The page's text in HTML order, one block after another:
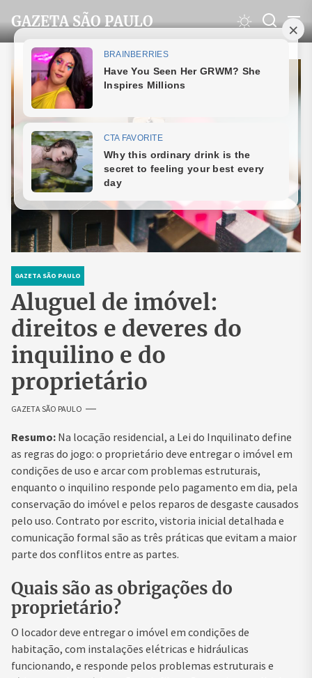
to
the
content
GAZETA SÃO PAULO
GAZETA SÃO PAULO
Aluguel de imóvel:
direitos e deveres do
inquilino e do
proprietário
GAZETA SÃO PAULO
Resumo: Na locação residencial, a Lei do Inquilinato define
as regras do jogo: o proprietário deve entregar o imóvel em
condições de uso e arcar com problemas estruturais,
enquanto o inquilino responde pelo pagamento em dia, pela
conservação do imóvel e pelos reparos de desgaste causados
pelo uso. Contrato por escrito, vistoria inicial detalhada e
comunicação formal são as três práticas que evitam a maior
parte dos conflitos entre as partes.
Quais são as obrigações do
proprietário?
O locador deve entregar o imóvel em condições de
habitação, com instalações elétricas e hidráulicas
funcionando, e responde pelos problemas estruturais e